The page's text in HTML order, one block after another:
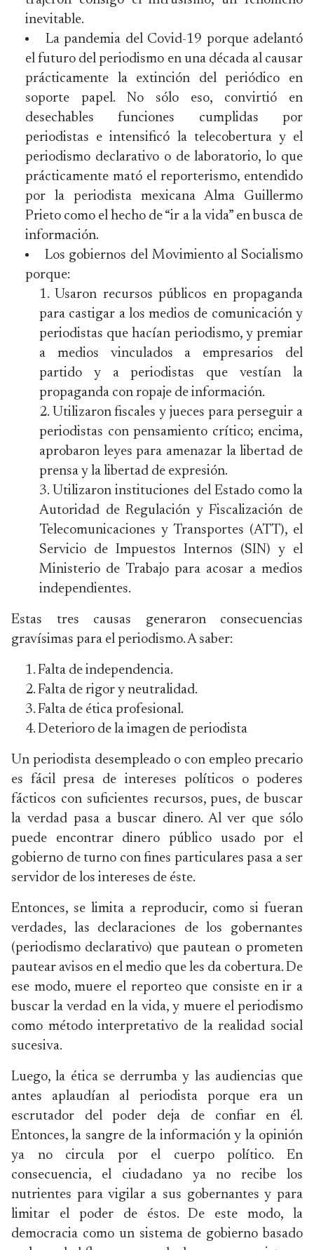
inevitable.
La pandemia del Covid-19 porque adelantó
el futuro del periodismo en una década al causar
prácticamente la extinción del periódico en
soporte papel. No sólo eso, convirtió en
desechables funciones cumplidas por
periodistas e intensificó la telecobertura y el
periodismo declarativo o de laboratorio, lo que
prácticamente mató el reporterismo, entendido
por la periodista mexicana Alma Guillermo
Prieto como el hecho de “ir a la vida” en busca de
información.
Los gobiernos del Movimiento al Socialismo
porque:
Usaron recursos públicos en propaganda
para castigar a los medios de comunicación y
periodistas que hacían periodismo, y premiar
a medios vinculados a empresarios del
partido y a periodistas que vestían la
propaganda con ropaje de información.
Utilizaron fiscales y jueces para perseguir a
periodistas con pensamiento crítico; encima,
aprobaron leyes para amenazar la libertad de
prensa y la libertad de expresión.
Utilizaron instituciones del Estado como la
Autoridad de Regulación y Fiscalización de
Telecomunicaciones y Transportes (ATT), el
Servicio de Impuestos Internos (SIN) y el
Ministerio de Trabajo para acosar a medios
independientes.
Estas tres causas generaron consecuencias
gravísimas para el periodismo. A saber:
Falta de independencia.
Falta de rigor y neutralidad.
Falta de ética profesional.
Deterioro de la imagen de periodista
Un periodista desempleado o con empleo precario
es fácil presa de intereses políticos o poderes
fácticos con suficientes recursos, pues, de buscar
la verdad pasa a buscar dinero. Al ver que sólo
puede encontrar dinero público usado por el
gobierno de turno con fines particulares pasa a ser
servidor de los intereses de éste.
Entonces, se limita a reproducir, como si fueran
verdades, las declaraciones de los gobernantes
(periodismo declarativo) que pautean o prometen
pautear avisos en el medio que les da cobertura. De
ese modo, muere el reporteo que consiste en ir a
buscar la verdad en la vida, y muere el periodismo
como método interpretativo de la realidad social
sucesiva.
Luego, la ética se derrumba y las audiencias que
antes aplaudían al periodista porque era un
escrutador del poder deja de confiar en él.
Entonces, la sangre de la información y la opinión
ya no circula por el cuerpo político. En
consecuencia, el ciudadano ya no recibe los
nutrientes para vigilar a sus gobernantes y para
limitar el poder de éstos. De este modo, la
democracia como un sistema de gobierno basado